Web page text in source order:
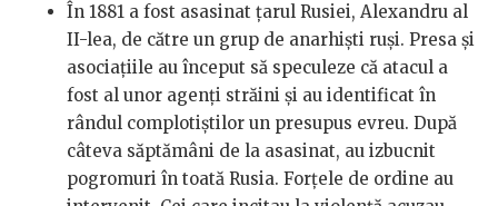
În 1881 a fost asasinat țarul Rusiei, Alexandru al
II-lea, de către un grup de anarhiști ruși. Presa și
asociațiile au început să speculeze că atacul a
fost al unor agenți străini și au identificat în
rândul complotiștilor un presupus evreu. După
câteva săptămâni de la asasinat, au izbucnit
pogromuri în toată Rusia. Forțele de ordine au